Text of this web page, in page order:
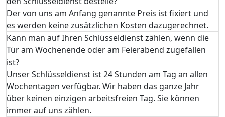
Der von uns am Anfang genannte Preis ist fixiert und
es werden keine zusätzlichen Kosten dazugerechnet.
Kann man auf Ihren Schlüsseldienst zählen, wenn die
Tür am Wochenende oder am Feierabend zugefallen
ist?
Unser Schlüsseldienst ist 24 Stunden am Tag an allen
Wochentagen verfügbar. Wir haben das ganze Jahr
über keinen einzigen arbeitsfreien Tag. Sie können
immer auf uns zählen.